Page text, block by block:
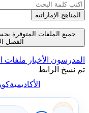
المناهج الإماراتية
جميع الملفات المتوفرة
الفصل
المدرسون الأخبار ملفات
تم نسخ الرابط
الأكاديمية